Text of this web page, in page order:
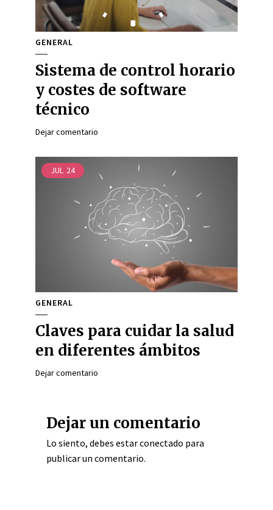
GENERAL
Sistema de control horario
y costes de software
técnico
Dejar comentario
JUL 24
GENERAL
Claves para cuidar la salud
en diferentes ámbitos
Dejar comentario
Dejar un comentario
Lo siento, debes estarconectado para
publicar un comentario.